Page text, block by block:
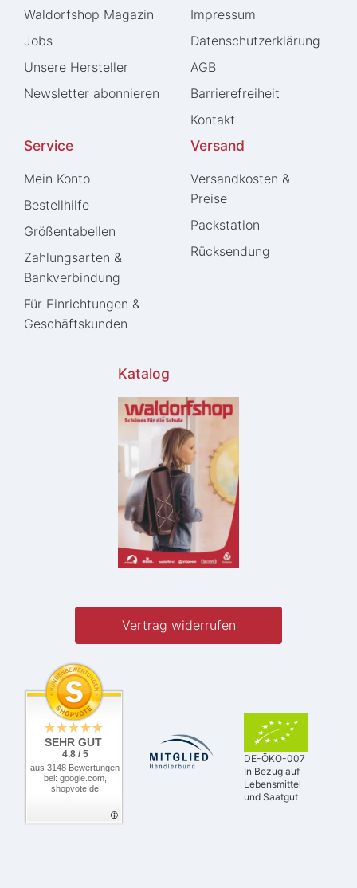
Waldorfshop Magazin
Jobs
Unsere Hersteller
Newsletter abonnieren
Impressum
Daten­schutz­erklärung
AGB
Barrierefreiheit
Kontakt
Service
Mein Konto
Bestellhilfe
Größentabellen
Zahlungsarten &
Bankverbindung
Für Einrichtungen &
Geschäftskunden
Versand
Versandkosten &
Preise
Packstation
Rücksendung
Katalog
Vertrag widerrufen
SEHR GUT
4.8 / 5
aus 3148 Bewertungen
bei: google.com,
shopvote.de
DE-ÖKO-007
In Bezug auf
Lebensmittel
und Saatgut